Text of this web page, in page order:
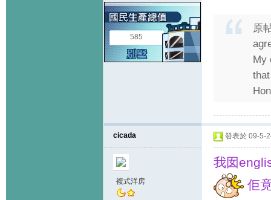
585
原
My
cicada
複式洋房
發表於 09-5-
我囡
佢